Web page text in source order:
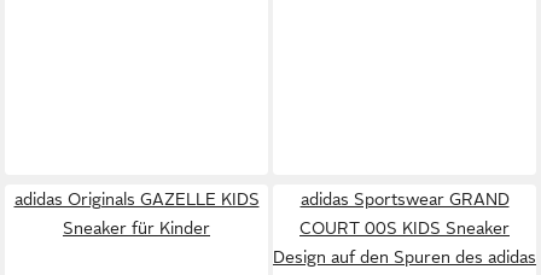
adidas Originals GAZELLE KIDS
Sneaker für Kinder
adidas Sportswear GRAND
COURT 00S KIDS Sneaker
Design auf den Spuren des adidas